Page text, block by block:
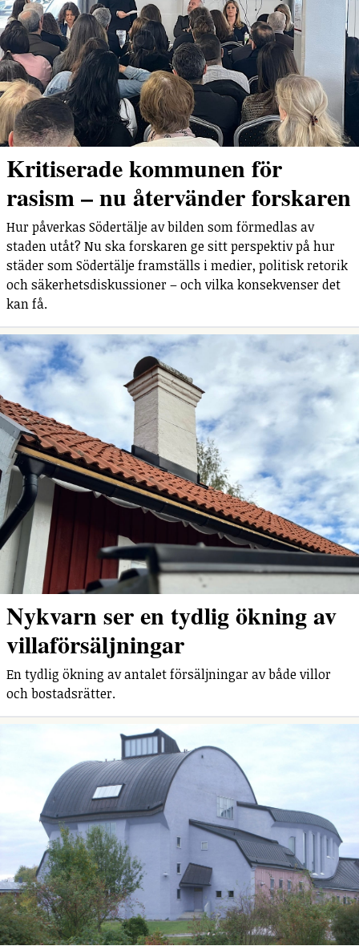
Kritiserade kommunen för
rasism – nu återvänder forskaren
Hur påverkas Södertälje av bilden som förmedlas av
staden utåt? Nu ska forskaren ge sitt perspektiv på hur
städer som Södertälje framställs i medier, politisk retorik
och säkerhetsdiskussioner – och vilka konsekvenser det
kan få.
Nykvarn ser en tydlig ökning av
villaförsäljningar
En tydlig ökning av antalet försäljningar av både villor
och bostadsrätter.